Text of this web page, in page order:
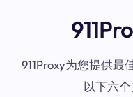
911Proxy为您提供最
以下六